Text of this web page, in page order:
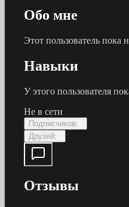
Обо мне
Этот пользователь пока
Навыки
У этого пользователя
Не в сети
Подписчиков:
Друзей:
Отзывы